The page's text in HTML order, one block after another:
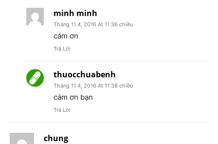
minh minh
Tháng 11 4, 2016 At 11:36 chiều
cám ơn
Trả Lời
thuocchuabenh
Tháng 11 4, 2016 At 11:38 chiều
cám ơn bạn
Trả Lời
chung